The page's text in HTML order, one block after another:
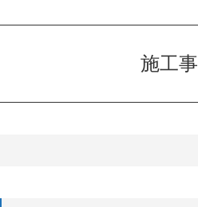
施工